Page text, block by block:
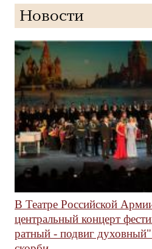
Новости
В Театре Российской
центральный концерт
ратный - подвиг